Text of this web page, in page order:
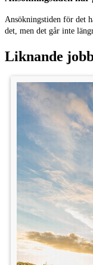
Med vänlig hälsning,
Kategori: Statister
Publicerad: 23/2
Faktura: 2 100 kr
Ansökningstiden för det
det, men det går inte
Liknande